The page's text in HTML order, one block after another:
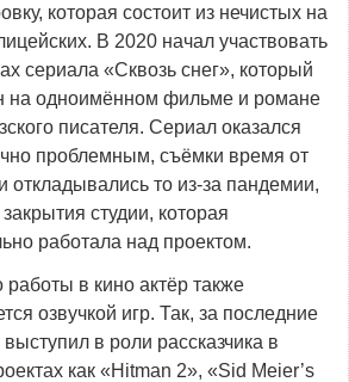
которая состоит из нечистых на
В 2020 начал участвовать
сериала «Сквозь снег», который
на одноимённом фильме и романе
писателя. Сериал оказался
проблемным, съёмки время от
откладывались то из-за пандемии,
закрытия студии, которая
работала над проектом.
в кино актёр также
озвучкой игр. Так, за последние
в роли рассказчика в
как «Hitman 2», «Sid Meier’s